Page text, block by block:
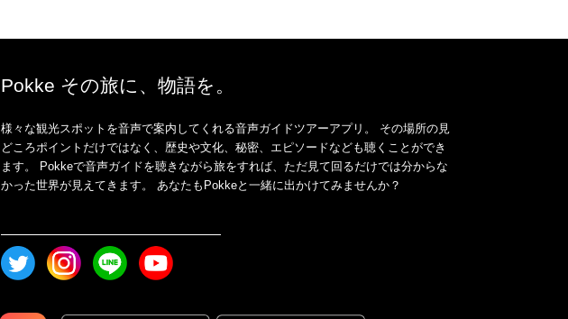
Pokke その旅に、物語を。
様々な観光スポットを音声で案内してくれる音声ガイドツアーアプリ。 その場所の見
どころポイントだけではなく、歴史や文化、秘密、エピソードなども聴くことができ
ます。 Pokkeで音声ガイドを聴きながら旅をすれば、ただ見て回るだけでは分からな
かった世界が見えてきます。 あなたもPokkeと一緒に出かけてみませんか？